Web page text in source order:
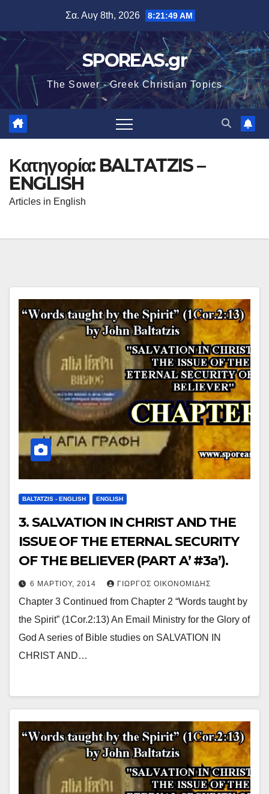
περιεχόμενο
Σα. Αυγ 8th, 2026 8:21:50 AM
SPOREAS.gr
The Sower - Greek Christian Topics
Κατηγορία: BALTATZIS –
ENGLISH
Articles in English
BALTATZIS - ENGLISH ENGLISH
3. SALVATION IN CHRIST AND THE
ISSUE OF THE ETERNAL SECURITY
OF THE BELIEVER (PART A’ #3a’).
6 ΜΑΡΤΊΟΥ, 2014 ΓΙΏΡΓΟΣ ΟΙΚΟΝΟΜΊΔΗΣ
Chapter 3 Continued from Chapter 2 “Words taught by
the Spirit” (1Cor.2:13) An Email Ministry for the Glory of
God A series of Bible studies on SALVATION IN
CHRIST AND…